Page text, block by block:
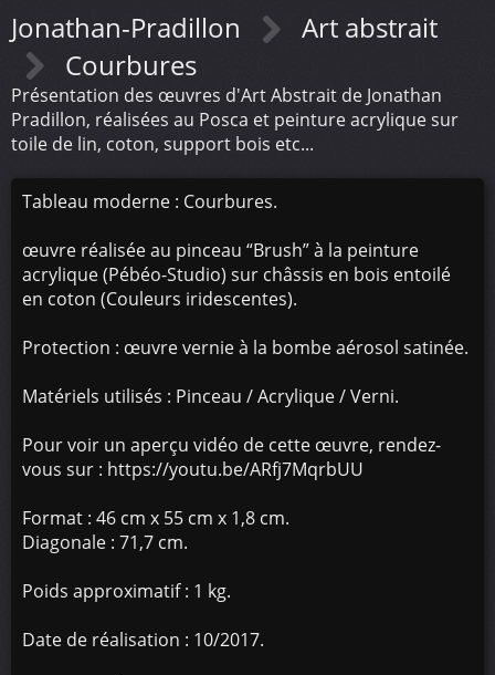
Jonathan-Pradillon
Art abstrait
Courbures
Présentation des œuvres d'Art Abstrait de Jonathan
Pradillon, réalisées au Posca et peinture acrylique sur
toile de lin, coton, support bois etc...
Tableau moderne : Courbures.
œuvre réalisée au pinceau “Brush” à la peinture
acrylique (Pébéo-Studio) sur châssis en bois entoilé
en coton (Couleurs iridescentes).
Protection : œuvre vernie à la bombe aérosol satinée.
Matériels utilisés : Pinceau / Acrylique / Verni.
Pour voir un aperçu vidéo de cette œuvre, rendez-
vous sur : https://youtu.be/ARfj7MqrbUU
Format : 46 cm x 55 cm x 1,8 cm.
Diagonale : 71,7 cm.
Poids approximatif : 1 kg.
Date de réalisation : 10/2017.